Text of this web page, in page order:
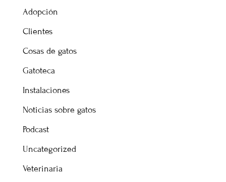
Adopción
Clientes
Cosas de gatos
Gatoteca
Instalaciones
Noticias sobre gatos
Podcast
Uncategorized
Veterinaria